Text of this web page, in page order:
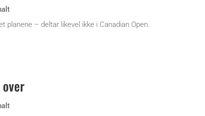
planene – deltar likevel ikke i Canadian Open.
over